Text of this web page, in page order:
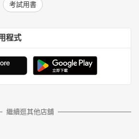
考試用書
程式
繼續逛其他店舖